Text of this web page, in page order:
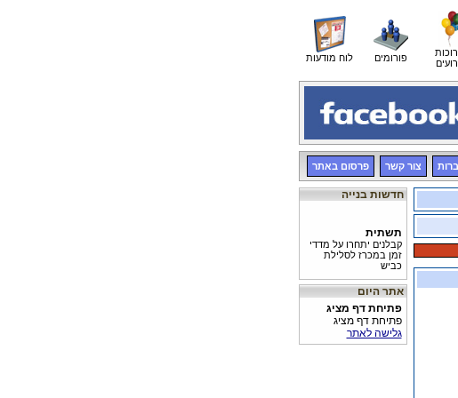
לוח מודעות פורומים
צור קשר פרסום באתר
חדשות בנייה
תשתית
קבלנים יתחרו על מדדי
זמן במכרז לסלילת
כביש
פיתוח התשתית
תכנית 'נתיבי ישראל'
מיליארד ₪ בפיתוח
תשתית תחבורתית
אתר היום
פתיחת דף מציג
פתיחת דף מציג
גלישה לאתר